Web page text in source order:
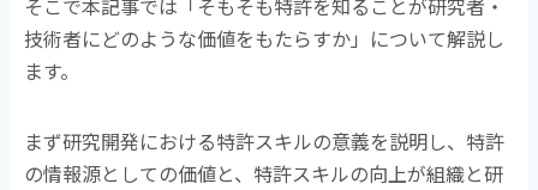
そこで本記事では「そもそも特許を知ることが研究者・
技術者にどのような価値をもたらすか」について解説し
ます。
まず研究開発における特許スキルの意義を説明し、特許
の情報源としての価値と、特許スキルの向上が組織と研